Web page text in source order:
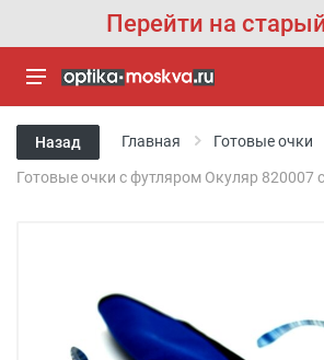
Перейти на
Назад Главная Готовые очки
Готовые очки с футляром Oкуляр 820007